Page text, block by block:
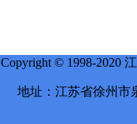
Copyright © 1998-2020
地址：江苏省徐州市